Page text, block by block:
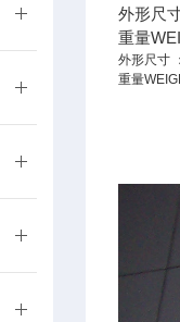
外形尺
重量
外形尺寸
重量